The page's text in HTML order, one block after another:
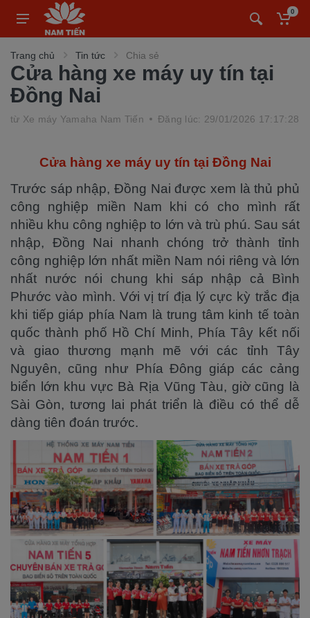
0
Trang chủ Tin tức Chia sẻ
Cửa hàng xe máy uy tín tại
Đồng Nai
từ Xe máy Yamaha Nam Tiến Đăng lúc: 29/01/2026 17:17:28
Cửa hàng xe máy uy tín tại Đồng Nai
Trước sáp nhập, Đồng Nai được xem là thủ phủ
công nghiệp miền Nam khi có cho mình rất
nhiều khu công nghiệp to lớn và trù phú. Sau sát
nhập, Đồng Nai nhanh chóng trở thành tỉnh
công nghiệp lớn nhất miền Nam nói riêng và lớn
nhất nước nói chung khi sáp nhập cả Bình
Phước vào mình. Với vị trí địa lý cực kỳ trắc địa
khi tiếp giáp phía Nam là trung tâm kinh tế toàn
quốc thành phố Hồ Chí Minh, Phía Tây kết nối
và giao thương mạnh mẽ với các tỉnh Tây
Nguyên, cũng như Phía Đông giáp các cảng
biển lớn khu vực Bà Rịa Vũng Tàu, giờ cũng là
Sài Gòn, tương lai phát triển là điều có thể dễ
dàng tiên đoán trước.